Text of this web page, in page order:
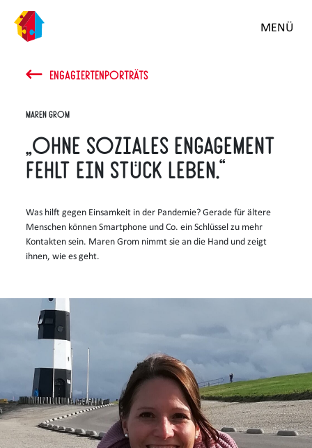
MENÜ
ENGAGIERTENPORTRÄTS
Maren Grom
„Ohne soziales Engagement
fehlt ein Stück Leben.“
Was hilft gegen Einsamkeit in der Pandemie? Gerade für ältere
Menschen können Smartphone und Co. ein Schlüssel zu mehr
Kontakten sein. Maren Grom nimmt sie an die Hand und zeigt
ihnen, wie es geht.